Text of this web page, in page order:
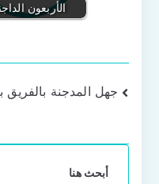
الأربعون
تصفّح
جهل المدجنة بالفريق
أبحث هنا